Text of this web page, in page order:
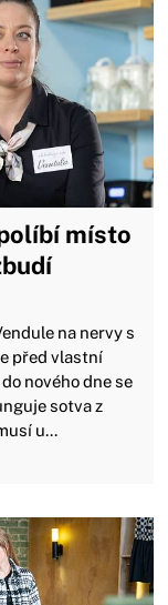
místo
na nervy s
před vlastní
nového dne se
sotva z
u...